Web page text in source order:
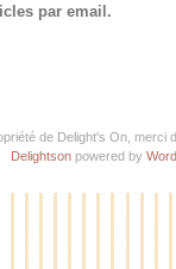
par email.
de Delight's On,
Delightson powered by